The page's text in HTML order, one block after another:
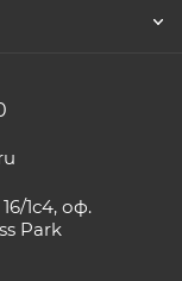
1с4, оф.
Park